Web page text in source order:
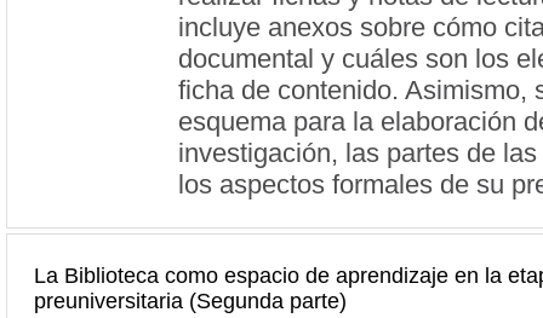
incluye anexos sobre cómo
documental y cuáles son los
ficha de contenido. Asimismo,
esquema para la elaboración
investigación, las partes de
los aspectos formales de su
La Biblioteca como espacio de aprendizaje en la
preuniversitaria (Segunda parte)